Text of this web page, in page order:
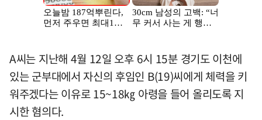
A씨는 지난해 4월 12일 오후 6시 15분 경기도 이천에
있는 군부대에서 자신의 후임인 B(19)씨에게 체력을 키
워주겠다는 이유로 15~18㎏ 아령을 들어 올리도록 지
시한 혐의다.